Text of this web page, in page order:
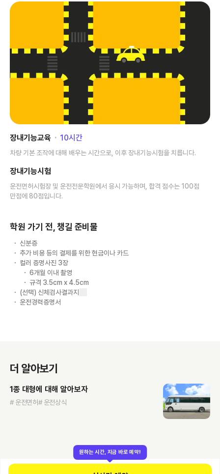
장내기능교육 ･ 10시간
차량 기본 조작에 대해 배우는 시간으로, 이후 장내기능시험을 치릅니다.
장내기능시험
운전면허시험장 및 운전전문학원에서 응시 가능하며, 합격 점수는 100점
만점에 80점입니다.
학원 가기 전, 챙길 준비물
신분증
추가 비용 등의 결제를 위한 현금이나 카드
컬러 증명사진 3장
6개월 이내 촬영
규격 3.5cm x 4.5cm
(선택) 신체검사결과지
운전경력증명서
더 알아보기
1종 대형에 대해 알아보자
# 운전면허# 운전상식
원하는 시간, 지금 바로 예약!